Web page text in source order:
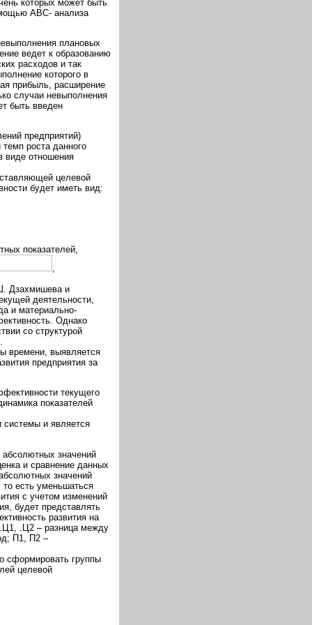
которых может быть
АВС- анализа
плановых
ведет к образованию
расходов и так
которого в
прибыль, расширение
случаи невыполнения
быть введен
предприятий)
роста данного
виде отношения
целевой
будет иметь вид:
показателей,
,
Дзахмишева и
деятельности,
и материально-
Однако
со структурой
времени, выявляется
предприятия за
текущего
показателей
системы и является
значений
и сравнение данных
значений
есть уменьшаться
с учетом изменений
будет представлять
развития на
.Ц2 – разница между
П1, П2 –
сформировать группы
целевой